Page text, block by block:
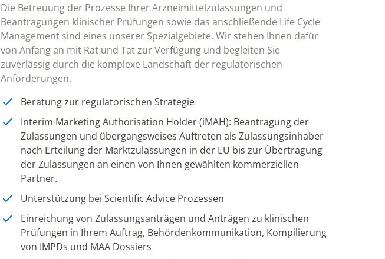
Die Betreuung der Prozesse Ihrer Arzneimittelzulassungen und
Beantragungen klinischer Prüfungen sowie das anschließende Life Cycle
Management sind eines unserer Spezialgebiete. Wir stehen Ihnen dafür
von Anfang an mit Rat und Tat zur Verfügung und begleiten Sie
zuverlässig durch die komplexe Landschaft der regulatorischen
Anforderungen.
Beratung zur regulatorischen Strategie
Interim Marketing Authorisation Holder (iMAH): Beantragung der
Zulassungen und übergangsweises Auftreten als Zulassungsinhaber
nach Erteilung der Marktzulassungen in der EU bis zur Übertragung
der Zulassungen an einen von Ihnen gewählten kommerziellen
Partner.
Unterstützung bei Scientific Advice Prozessen
Einreichung von Zulassungsanträgen und Anträgen zu klinischen
Prüfungen in Ihrem Auftrag, Behördenkommunikation, Kompilierung
von IMPDs und MAA Dossiers